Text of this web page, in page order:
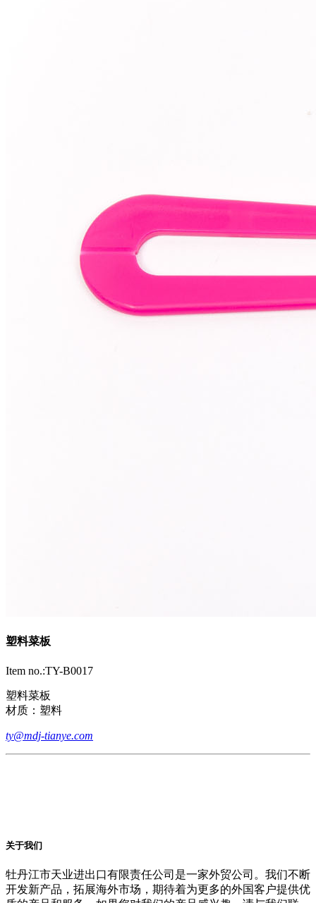
塑料菜板
Item no.:TY-B0017
塑料菜板
材质：塑料
ty@mdj-tianye.com
关于我们
牡丹江市天业进出口有限责任公司是一家外贸公司。我们不断
开发新产品，拓展海外市场，期待着为更多的外国客户提供优